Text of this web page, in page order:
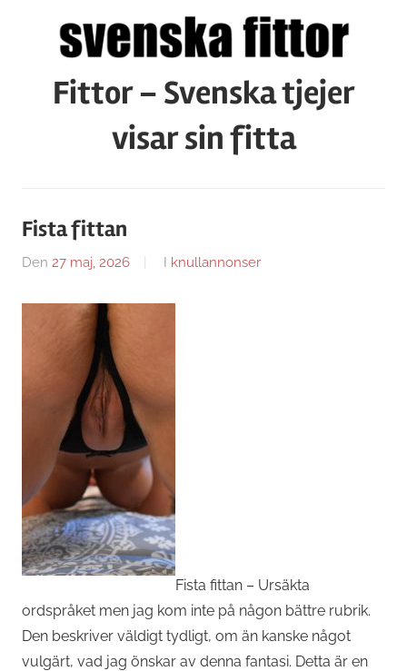
Fittor – Svenska tjejer
visar sin fitta
Fista fittan
Den 27 maj, 2026
Avknullannonser
Fista fittan – Ursäkta
ordspråket men jag kom inte på någon bättre rubrik.
Den beskriver väldigt tydligt, om än kanske något
vulgärt, vad jag önskar av denna fantasi. Detta är en